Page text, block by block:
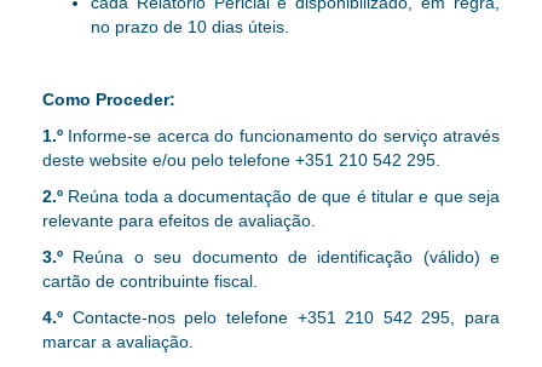
no prazo de 10 dias úteis.
Como Proceder:
1.º Informe-se acerca do funcionamento do serviço através
deste website e/ou pelo telefone +351 210 542 295.
2.º Reúna toda a documentação de que é titular e que seja
relevante para efeitos de avaliação.
3.º Reúna o seu documento de identificação (válido) e
cartão de contribuinte fiscal.
4.º Contacte-nos pelo telefone +351 210 542 295, para
marcar a avaliação.